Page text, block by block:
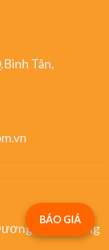
Tân,
TX. Hương
BÁO GIÁ